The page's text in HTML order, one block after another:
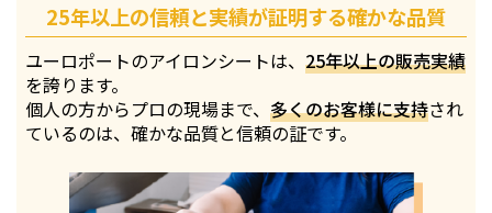
25年以上の信頼と実績が証明する確かな品質
ユーロポートのアイロンシートは、25年以上の販売実績
を誇ります。
個人の方からプロの現場まで、多くのお客様に支持され
ているのは、確かな品質と信頼の証です。